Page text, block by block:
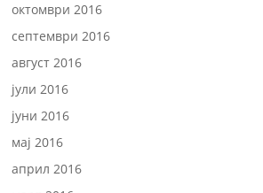
октомври 2016
септември 2016
август 2016
јули 2016
јуни 2016
мај 2016
април 2016